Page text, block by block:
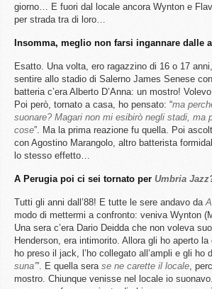
giorno… E fuori dal locale ancora Wynton e
per strada tra di loro…
Insomma, meglio non farsi ingannare dalle
Esatto. Una volta, ero ragazzino di 16 o 17
sentire allo stadio di Salerno James Senese
batteria c’era Alberto D’Anna: un mostro!
Poi però, tornato a casa, ho pensato: “ma
suonare? Magari non mi esibirò negli stadi, ma
cose”. Ma la prima reazione fu quella. Poi
con Agostino Marangolo, altro batterista
lo stesso effetto…
A Perugia poi ci sei tornato per Umbria
Tutti gli anni dall’88! E tutte le sere andavo da
modo di mettermi a confronto: veniva Wynton
Una sera c’era Dario Deidda che non voleva
Henderson, era intimorito. Allora gli ho aperto
ho preso il jack, l’ho collegato all’ampli e gli ho
suna’”. E quella sera se ne carette il locale,
mostro. Chiunque venisse nel locale io